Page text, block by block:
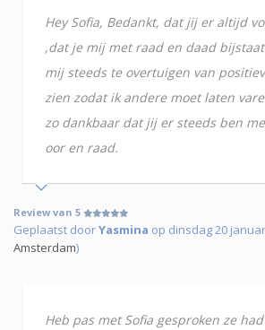
Hey Sofia, Bedankt, dat jij er altijd
,dat je mij met raad en daad
mij steeds te overtuigen van
zien zodat ik andere moet laten
zo dankbaar dat jij er steeds ben
oor en raad.
Review van 5
Geplaatst doorYasmina op dinsdag 20
Amsterdam)
Heb pas met Sofia gesproken ze